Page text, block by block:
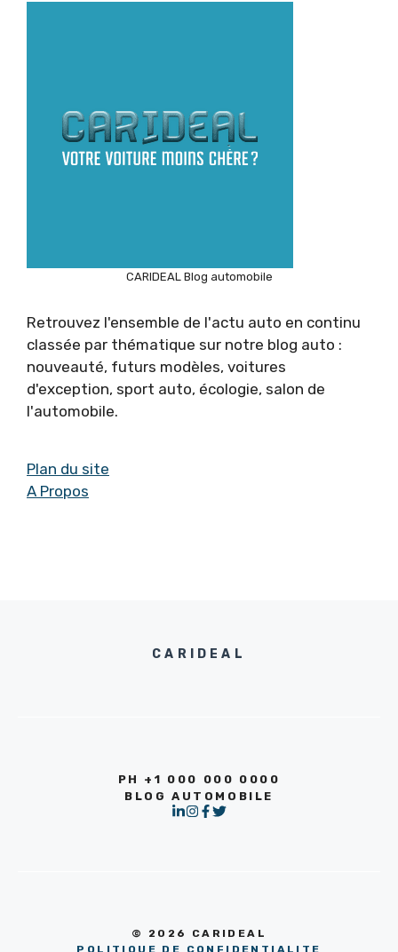
CARIDEAL Blog automobile
Retrouvez l'ensemble de l'actu auto en continu
classée par thématique sur notre blog auto :
nouveauté, futurs modèles, voitures
d'exception, sport auto, écologie, salon de
l'automobile.
Plan du site
A Propos
CARIDEAL
PH +1 000 000 0000
BLOG AUTOMOBILE
© 2026 CARIDEAL